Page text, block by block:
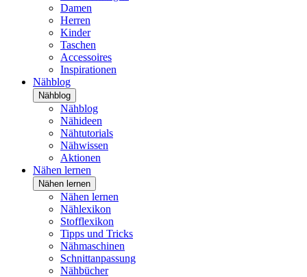
Damen
Herren
Kinder
Taschen
Accessoires
Inspirationen
Nähblog
Nähblog
Nähblog
Nähideen
Nähtutorials
Nähwissen
Aktionen
Nähen lernen
Nähen lernen
Nähen lernen
Nählexikon
Stofflexikon
Tipps und Tricks
Nähmaschinen
Schnittanpassung
Nähbücher